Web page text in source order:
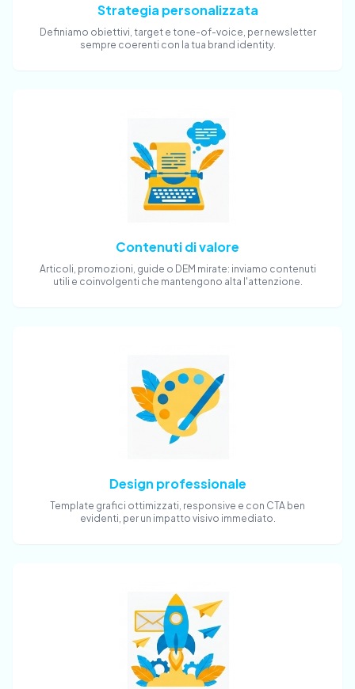
Strategia personalizzata
Definiamo obiettivi, target e tone-of-voice, per newsletter
sempre coerenti con la tua brand identity.
Contenuti di valore
Articoli, promozioni, guide o DEM mirate: inviamo contenuti
utili e coinvolgenti che mantengono alta l'attenzione.
Design professionale
Template grafici ottimizzati, responsive e con CTA ben
evidenti, per un impatto visivo immediato.